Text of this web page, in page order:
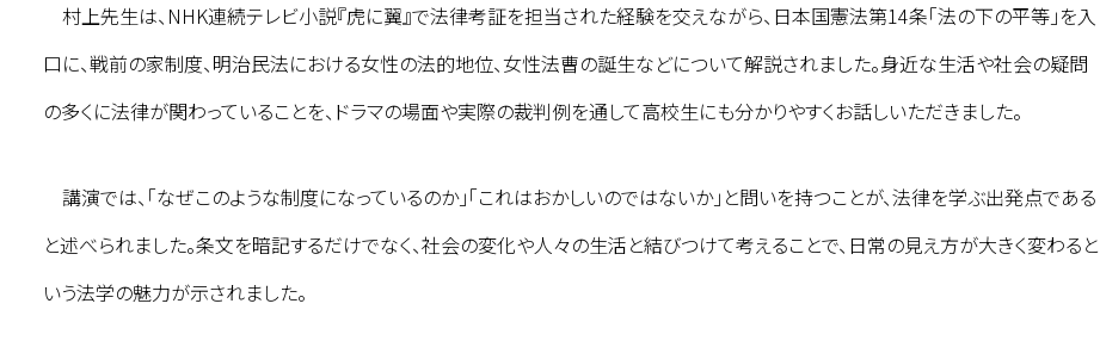
村上先生は、NHK連続テレビ小説『虎に翼』で法律考証を担当された経験を交えながら、日本国憲法第14条「法の下の平等」を入
口に、戦前の家制度、明治民法における女性の法的地位、女性法曹の誕生などについて解説されました。身近な生活や社会の疑問
の多くに法律が関わっていることを、ドラマの場面や実際の裁判例を通して高校生にも分かりやすくお話しいただきました。
講演では、「なぜこのような制度になっているのか」「これはおかしいのではないか」と問いを持つことが、法律を学ぶ出発点である
と述べられました。条文を暗記するだけでなく、社会の変化や人々の生活と結びつけて考えることで、日常の見え方が大きく変わると
いう法学の魅力が示されました。